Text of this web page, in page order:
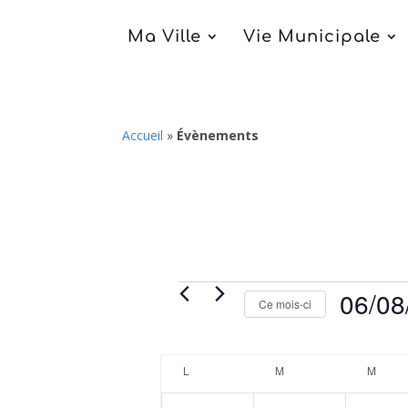
Ma Ville Vie Municipale
Accueil » Évènements
Évènements
Ce mois-ci 06/
date.
Calendrier
de
L M M